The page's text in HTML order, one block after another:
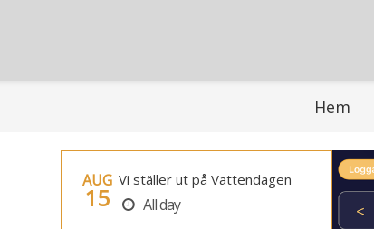
Hem
AUG
15
Vi ställer ut på Vattendagen
All day